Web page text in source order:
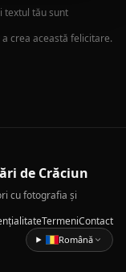
textul tău sunt
crea această felicitare.
de Crăciun
cu fotografia și
TermeniContact
Română